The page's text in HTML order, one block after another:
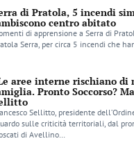
di Pratola, 5 incendi
centro abitato
di apprensione a Serra di
Serra, per circa 5 incendi che
aree interne rischiano di
Pronto Soccorso?
Sellitto, presidente
sulle criticità territoriali, dal
di Avellino…